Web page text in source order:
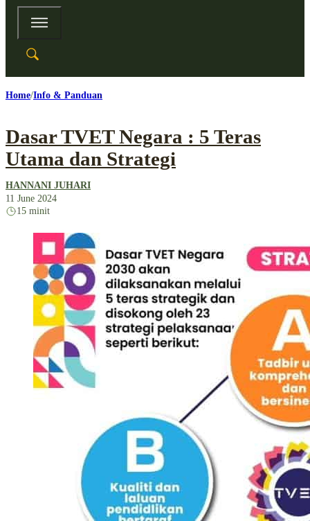
Home Info & Panduan
Dasar TVET Negara : 5 Teras
Utama dan Strategi
HANNANI JUHARI
11 June 2024
15 minit